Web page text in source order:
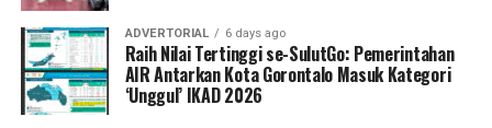
Rangkaian kegiatan diisi dengan sambutan para tokoh
undangan, doa bersama, dan ramah tamah. Seluruh
peserta tampak antusias mengikuti acara yang
ADVERTORIAL 6 days ago
Raih Nilai Tertinggi se-SulutGo: Pemerintahan
AIR Antarkan Kota Gorontalo Masuk Kategori
‘Unggul’ IKAD 2026